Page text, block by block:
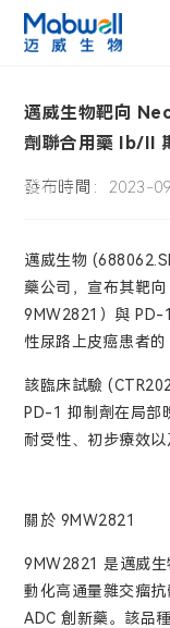
邁威生物靶向
劑聯合用藥 Ib/II
發布時間：2023-
邁威生物
藥公司，宣布其靶
9MW2821）與 PD-
性尿路上皮癌患者
該臨床試驗
PD-1 抑制劑在局部
耐受性、初步療效以
關於 9MW2821
9MW2821 是邁威生
動化高通量雜交瘤
ADC 創新藥。該品